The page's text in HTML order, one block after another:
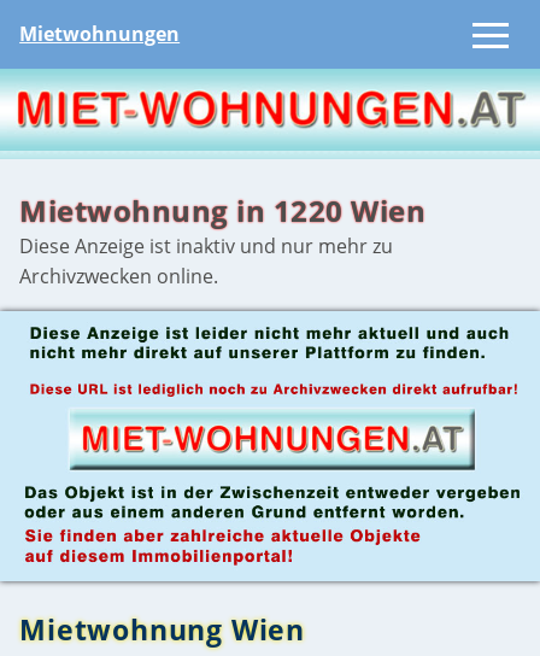
Mietwohnungen
Mietwohnung in 1220 Wien
Diese Anzeige ist inaktiv und nur mehr zu
Archivzwecken online.
Mietwohnung Wien